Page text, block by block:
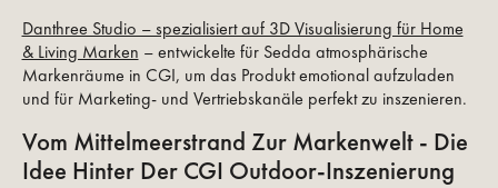
Danthree Studio – spezialisiert auf 3D Visualisierung für Home
& Living Marken – entwickelte für Sedda atmosphärische
Markenräume in CGI, um das Produkt emotional aufzuladen
und für Marketing- und Vertriebskanäle perfekt zu inszenieren.
Vom Mittelmeerstrand Zur Markenwelt - Die
Idee Hinter Der CGI Outdoor-Inszenierung